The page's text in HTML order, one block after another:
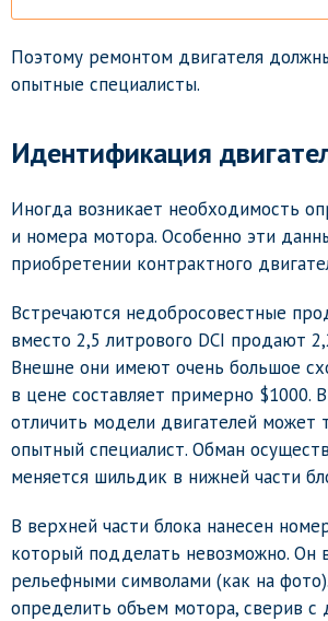
Поэтому ремонтом двигателя
опытные специалисты.
Идентификация
Иногда возникает необходимость
и номера мотора. Особенно эти
приобретении контрактного
Встречаются недобросовестные
вместо 2,5 литрового DCI продают
Внешне они имеют очень большое
в цене составляет примерно $1000.
отличить модели двигателей может
опытный специалист. Обман
меняется шильдик в нижней части
В верхней части блока нанесен
который подделать невозможно. Он
рельефными символами (как на
определить объем мотора, сверив с